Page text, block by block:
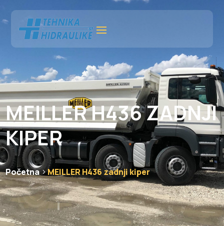
MEILLER H436 ZADNJI
KIPER
Početna MEILLER H436 zadnji kiper